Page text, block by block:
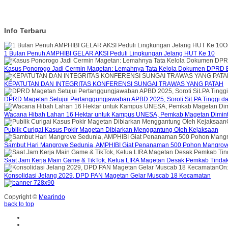
Info Terbaru
1 Bulan Penuh AMPHIBI GELAR AKSI Peduli Lingkungan Jelang HUT Ke 10
Kasus Ponorogo Jadi Cermin Magetan: Lemahnya Tata Kelola Dokumen DPRD
KEPATUTAN DAN INTEGRITAS KONFERENSI SUNGAI TRAWAS YANG PATAH
DPRD Magetan Setujui Pertanggungjawaban APBD 2025, Soroti SiLPA Tinggi
Wacana Hibah Lahan 16 Hektar untuk Kampus UNESA, Pemkab Magetan
Publik Curigai Kasus Pokir Magetan Dibiarkan Menggantung Oleh Kejaksaan
Sambut Hari Mangrove Sedunia, AMPHIBI Giat Penanaman 500 Pohon
Saat Jam Kerja Main Game & TikTok, Ketua LIRA Magetan Desak Pemkab
On:
Konsolidasi Jelang 2029, DPD PAN Magetan Gelar Muscab 18 Kecamatan
Copyright © Mearindo
back to top